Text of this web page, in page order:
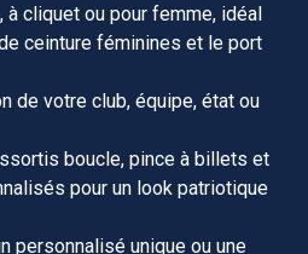
à cliquet ou pour femme, idéal
ceinture féminines et le port
de votre club, équipe, état ou
boucle, pince à billets et
pour un look patriotique
personnalisé unique ou une